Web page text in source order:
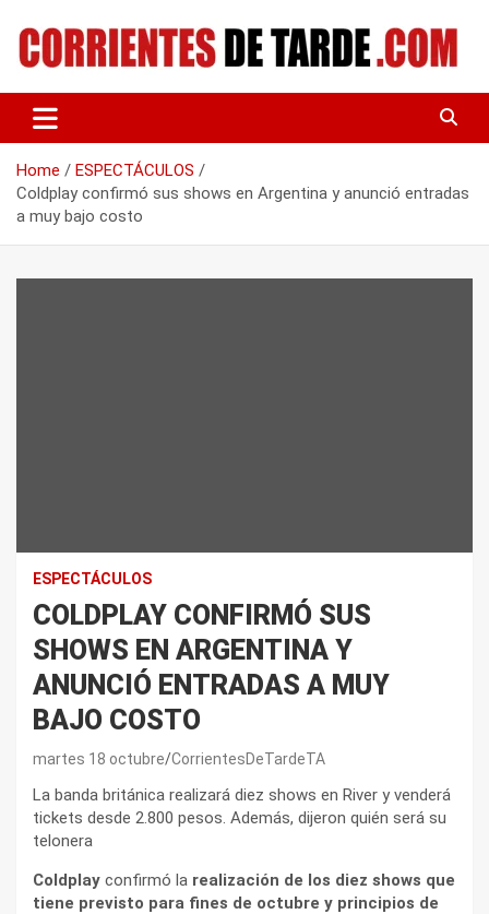
content
CORRIENTES DE TARDE
Home
ESPECTÁCULOS
Coldplay confirmó sus shows en Argentina y anunció entradas
a muy bajo costo
ESPECTÁCULOS
COLDPLAY CONFIRMÓ SUS
SHOWS EN ARGENTINA Y
ANUNCIÓ ENTRADAS A MUY
BAJO COSTO
martes 18 octubre CorrientesDeTardeTA
La banda británica realizará diez shows en River y venderá
tickets desde 2.800 pesos. Además, dijeron quién será su
telonera
Coldplay confirmó la realización de los diez shows que
tiene previsto para fines de octubre y principios de